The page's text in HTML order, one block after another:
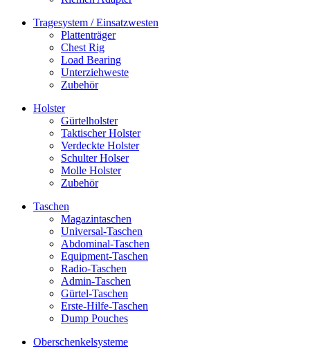
Tragesystem / Einsatzwesten
Plattenträger
Chest Rig
Load Bearing
Unterziehweste
Zubehör
Holster
Gürtelholster
Taktischer Holster
Verdeckte Holster
Schulter Holser
Molle Holster
Zubehör
Taschen
Magazintaschen
Universal-Taschen
Abdominal-Taschen
Equipment-Taschen
Radio-Taschen
Admin-Taschen
Gürtel-Taschen
Erste-Hilfe-Taschen
Dump Pouches
Oberschenkelsysteme